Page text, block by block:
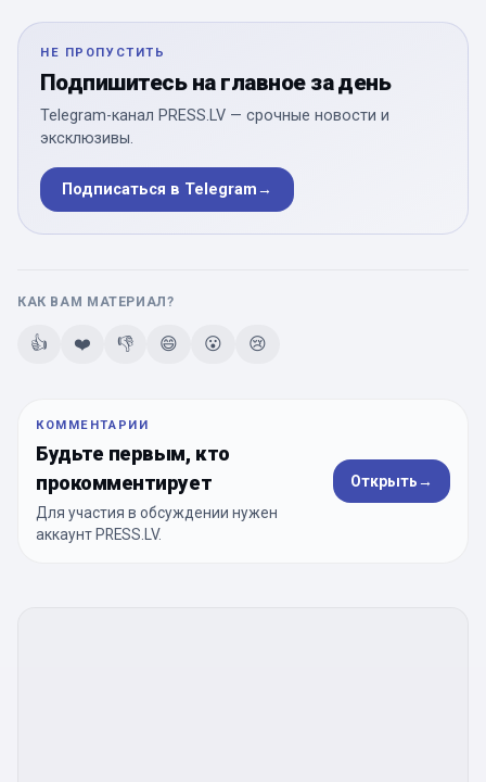
НЕ ПРОПУСТИТЬ
Подпишитесь на главное за день
Telegram-канал PRESS.LV — срочные новости и
эксклюзивы.
Подписаться в Telegram→
КАК ВАМ МАТЕРИАЛ?
👍 ❤️ 👎 😄 😮 😢
КОММЕНТАРИИ
Будьте первым, кто
прокомментирует
Для участия в обсуждении нужен
аккаунт PRESS.LV.
Открыть→